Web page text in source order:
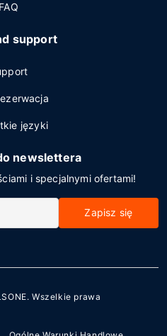
FAQ
support
języki
newslettera
i specjalnymi ofertami!
Zapisz się
. Wszelkie prawa